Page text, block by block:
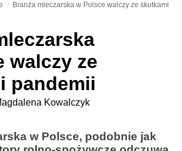
Branża mleczarska w Polsce walczy ze skutkami
walczy ze
pandemii
Kowalczyk
w Polsce, podobnie jak